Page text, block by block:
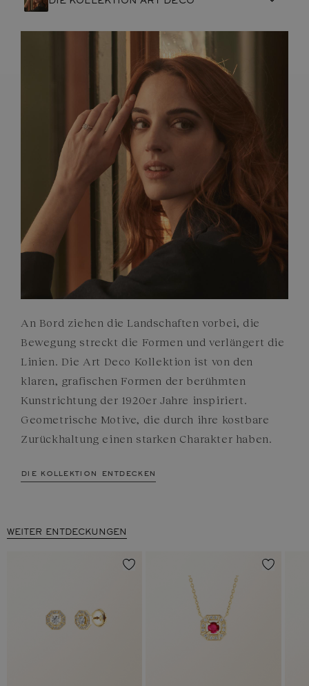
FRANZÖSISCHE HANDWERKSKUNST
ENGAGEMENTS
An Bord ziehen die Landschaften vorbei, die
Bewegung streckt die Formen und verlängert die
Linien. Die Art Deco Kollektion ist von den
klaren, grafischen Formen der berühmten
Kunstrichtung der 1920er Jahre inspiriert.
Geometrische Motive, die durch ihre kostbare
Zurückhaltung einen starken Charakter haben.
die kollektion entdecken
WEITER ENTDECKUNGEN